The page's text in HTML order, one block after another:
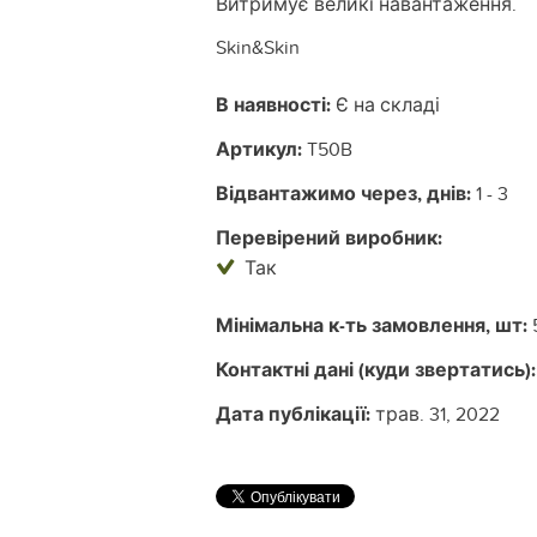
Skin&Skin
В наявності: Є на складі
Артикул:T50B
Відвантажимо через, днів:1 - 3
Перевірений виробник:
Так
Мінімальна к-ть замовлення, шт:
Контактні дані (куди звертатись):
Дата публікації:трав. 31, 2022